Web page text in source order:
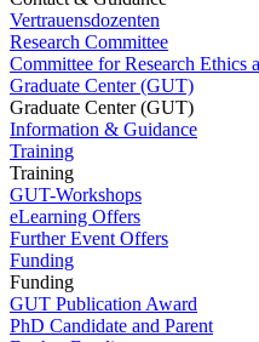
Vertrauensdozenten
Research Committee
Committee for Research Ethics
Graduate Center (GUT)
Graduate Center (GUT)
Information & Guidance
Training
Training
GUT-Workshops
eLearning Offers
Further Event Offers
Funding
Funding
GUT Publication Award
PhD Candidate and Parent